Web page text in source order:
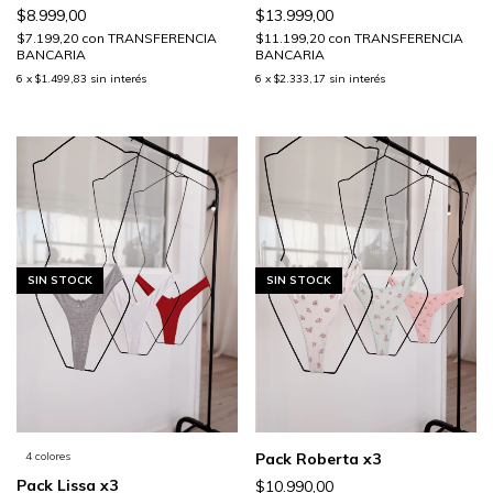
$8.999,00
$7.199,20 con TRANSFERENCIA
BANCARIA
6 x $1.499,83 sin interés
$13.999,00
$11.199,20 con TRANSFERENCIA
BANCARIA
6 x $2.333,17 sin interés
SIN STOCK
4 colores
Pack Lissa x3
SIN STOCK
Pack Roberta x3
$10.990,00